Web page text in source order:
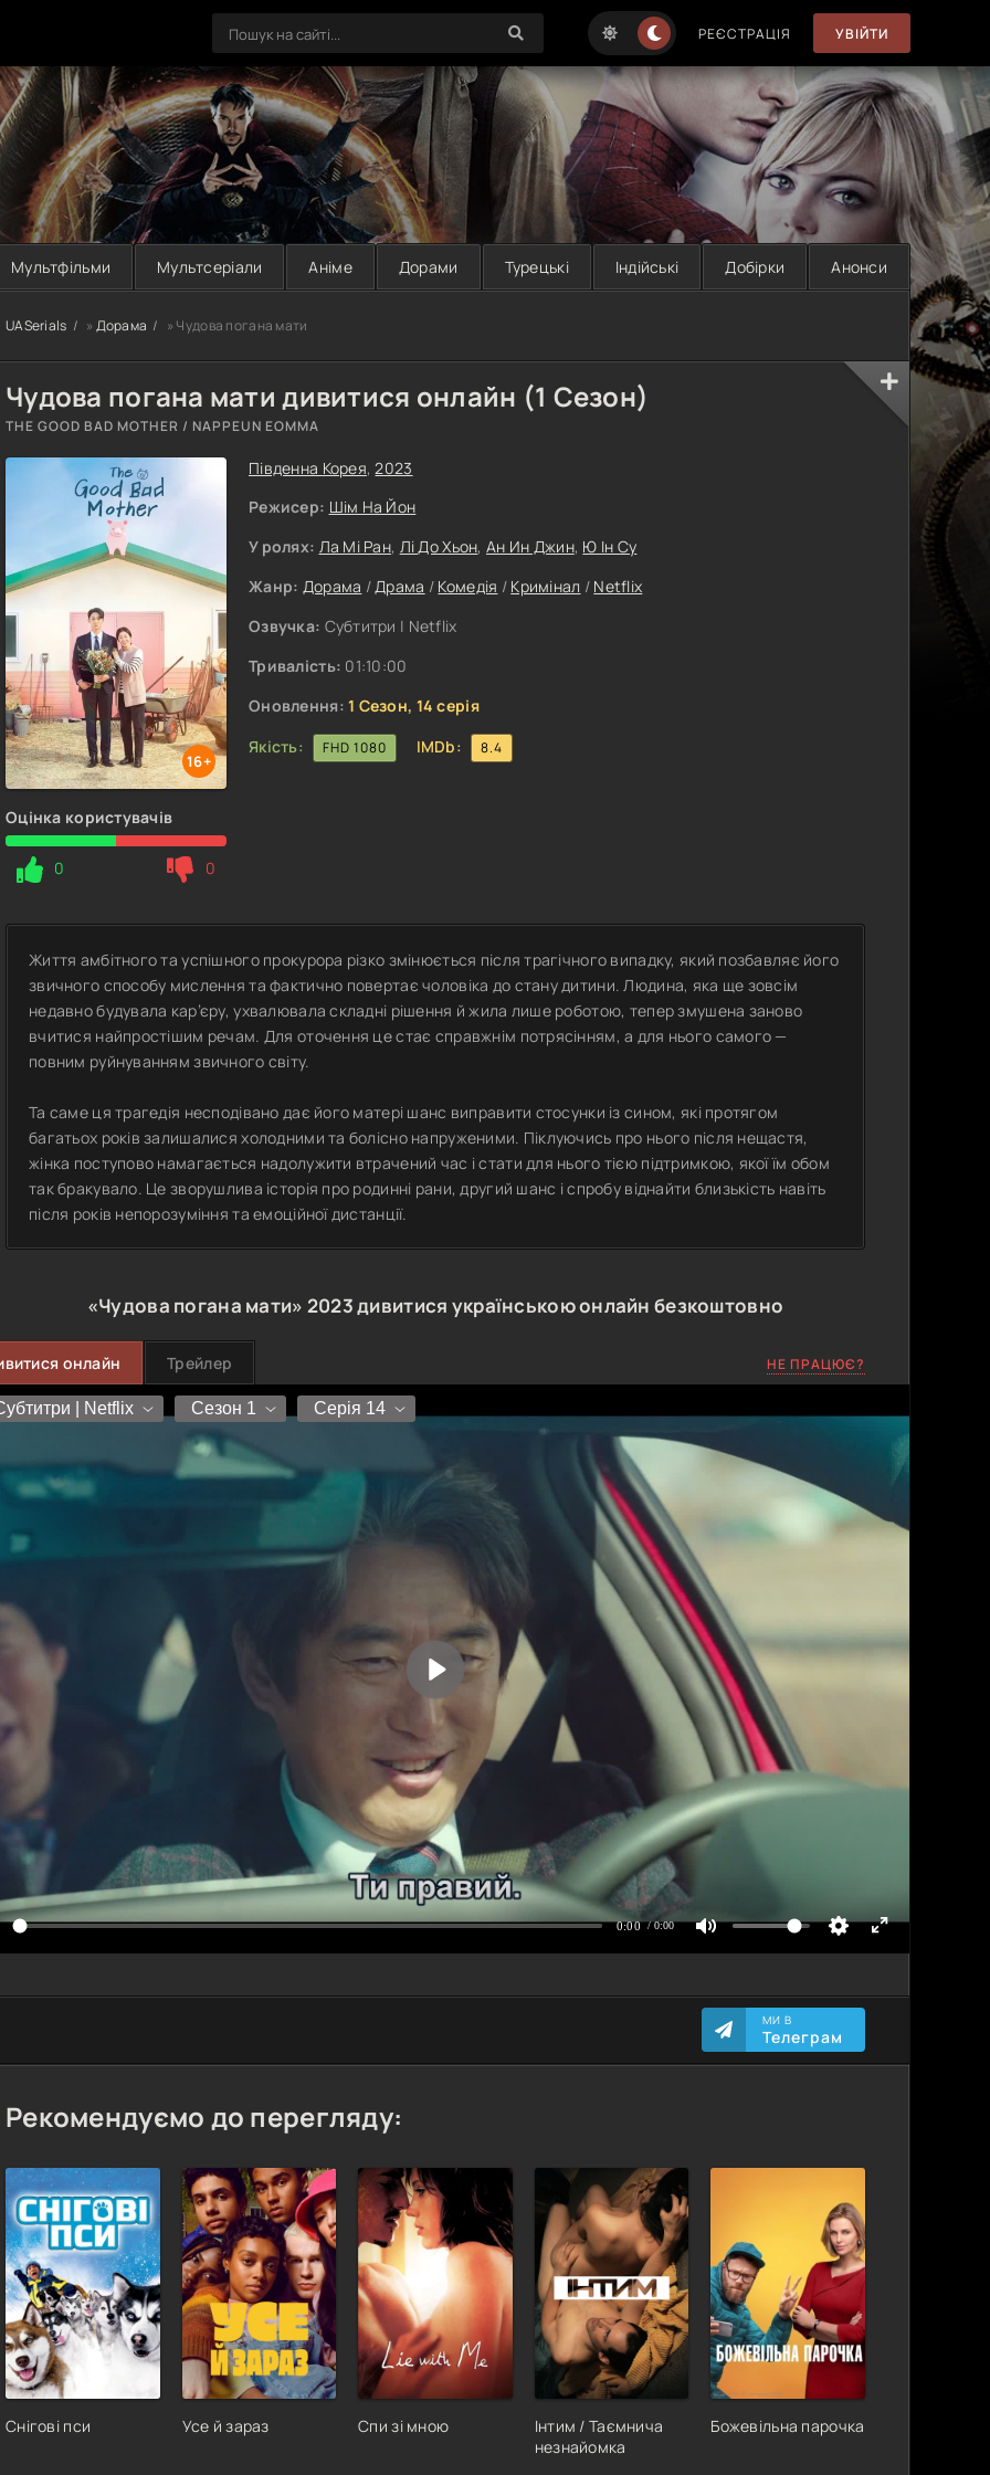
РЕЄСТРАЦІЯ УВІЙТИ
Мультфільми Мультсеріали Аніме Дорами Турецькі Індійські Добірки Анонси
UASerials » Дорама » Чудова погана мати
Чудова погана мати дивитися онлайн (1 Сезон)
THE GOOD BAD MOTHER / NAPPEUN EOMMA
16+
Оцінка користувачів
0 0
Південна Корея,2023
Режисер: Шім На Йон
У ролях: Ла Мі Ран, Лі До Хьон, Ан Ин Джин, Ю Ін Су
Жанр: Дорама /Драма / Комедія / Кримінал / Netflix
Озвучка: Субтитри | Netflix
Тривалість: 01:10:00
Оновлення: 1 Сезон, 14 серія
Якість:
FHD 1080 IMDb: 8.4
Життя амбітного та успішного прокурора різко змінюється після трагічного випадку, який позбавляє його
звичного способу мислення та фактично повертає чоловіка до стану дитини. Людина, яка ще зовсім
недавно будувала кар’єру, ухвалювала складні рішення й жила лише роботою, тепер змушена заново
вчитися найпростішим речам. Для оточення це стає справжнім потрясінням, а для нього самого —
повним руйнуванням звичного світу.
Та саме ця трагедія несподівано дає його матері шанс виправити стосунки із сином, які протягом
багатьох років залишалися холодними та болісно напруженими. Піклуючись про нього після нещастя,
жінка поступово намагається надолужити втрачений час і стати для нього тією підтримкою, якої їм обом
так бракувало. Це зворушлива історія про родинні рани, другий шанс і спробу віднайти близькість навіть
після років непорозуміння та емоційної дистанції.
«Чудова погана мати» 2023дивитися українською онлайн безкоштовно
онлайн Трейлер НЕ ПРАЦЮЄ?
МИ В
Телеграм
Рекомендуємо до перегляду:
Снігові пси Усе й зараз Спи зі мною
Інтим / Таємнича
незнайомка
Божевільна парочка